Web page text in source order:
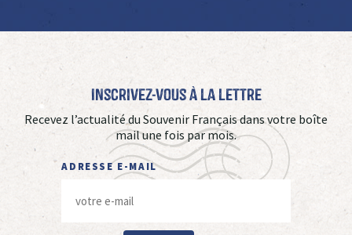
Inscrivez-vous à La Lettre
Recevez l’actualité du Souvenir Français dans votre boîte
mail une fois par mois.
ADRESSE E-MAIL